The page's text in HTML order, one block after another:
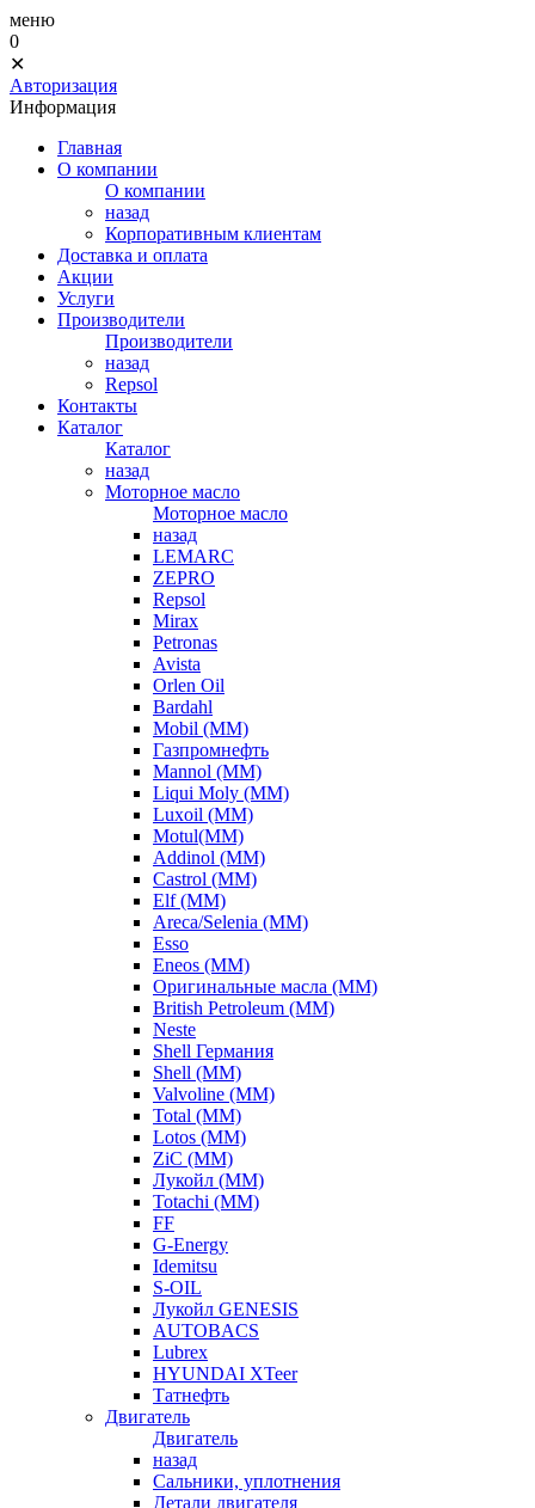
меню
0
✕
Авторизация
Информация
Главная
О компании
О компании
назад
Корпоративным клиентам
Доставка и оплата
Акции
Услуги
Производители
Производители
назад
Repsol
Контакты
Каталог
Каталог
назад
Моторное масло
Моторное масло
назад
LEMARC
ZEPRO
Repsol
Mirax
Petronas
Avista
Orlen Oil
Bardahl
Mobil (ММ)
Газпромнефть
Mannol (ММ)
Liqui Moly (ММ)
Luxoil (ММ)
Motul(ММ)
Addinol (ММ)
Castrol (ММ)
Elf (ММ)
Areca/Selenia (ММ)
Esso
Eneos (ММ)
Оригинальные масла (ММ)
British Petroleum (ММ)
Neste
Shell Германия
Shell (ММ)
Valvoline (ММ)
Total (ММ)
Lotos (ММ)
ZiC (ММ)
Лукойл (ММ)
Totachi (MM)
FF
G-Energy
Idemitsu
S-OIL
Лукойл GENESIS
AUTOBACS
Lubrex
HYUNDAI XTeer
Татнефть
Двигатель
Двигатель
назад
Сальники, уплотнения
Детали двигателя